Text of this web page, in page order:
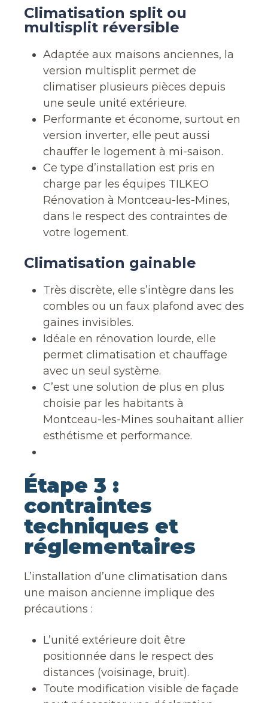
Climatisation split ou
multisplit réversible
Adaptée aux maisons anciennes, la
version multisplit permet de
climatiser plusieurs pièces depuis
une seule unité extérieure.
Performante et économe, surtout en
version inverter, elle peut aussi
chauffer le logement à mi-saison.
Ce type d’installation est pris en
charge par les équipes TILKEO
Rénovation à Montceau-les-Mines,
dans le respect des contraintes de
votre logement.
Climatisation gainable
Très discrète, elle s’intègre dans les
combles ou un faux plafond avec des
gaines invisibles.
Idéale en rénovation lourde, elle
permet climatisation et chauffage
avec un seul système.
C’est une solution de plus en plus
choisie par les habitants à
Montceau-les-Mines souhaitant allier
esthétisme et performance.
Étape 3 :
contraintes
techniques et
réglementaires
L’installation d’une climatisation dans
une maison ancienne implique des
précautions :
L’unité extérieure doit être
positionnée dans le respect des
distances (voisinage, bruit).
Toute modification visible de façade